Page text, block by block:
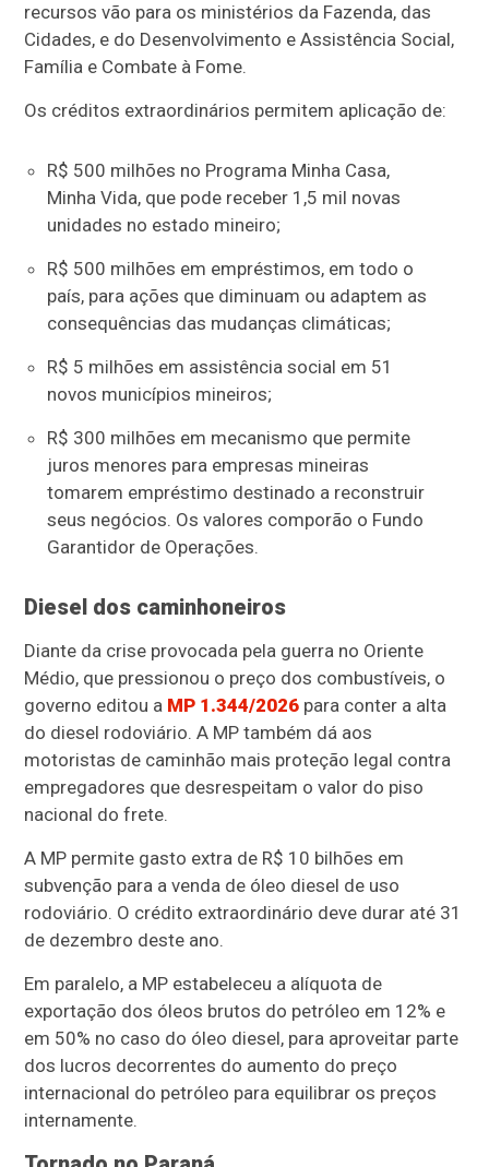
recursos vão para os ministérios da Fazenda, das
Cidades, e do Desenvolvimento e Assistência Social,
Família e Combate à Fome.
Os créditos extraordinários permitem aplicação de:
R$ 500 milhões no Programa Minha Casa,
Minha Vida, que pode receber 1,5 mil novas
unidades no estado mineiro;
R$ 500 milhões em empréstimos, em todo o
país, para ações que diminuam ou adaptem as
consequências das mudanças climáticas;
R$ 5 milhões em assistência social em 51
novos municípios mineiros;
R$ 300 milhões em mecanismo que permite
juros menores para empresas mineiras
tomarem empréstimo destinado a reconstruir
seus negócios. Os valores comporão o Fundo
Garantidor de Operações.
Diesel dos caminhoneiros
Diante da crise provocada pela guerra no Oriente
Médio, que pressionou o preço dos combustíveis, o
governo editou a MP 1.344/2026 para conter a alta
do diesel rodoviário. A MP também dá aos
motoristas de caminhão mais proteção legal contra
empregadores que desrespeitam o valor do piso
nacional do frete.
A MP permite gasto extra de R$ 10 bilhões em
subvenção para a venda de óleo diesel de uso
rodoviário. O crédito extraordinário deve durar até 31
de dezembro deste ano.
Em paralelo, a MP estabeleceu a alíquota de
exportação dos óleos brutos do petróleo em 12% e
em 50% no caso do óleo diesel, para aproveitar parte
dos lucros decorrentes do aumento do preço
internacional do petróleo para equilibrar os preços
internamente.